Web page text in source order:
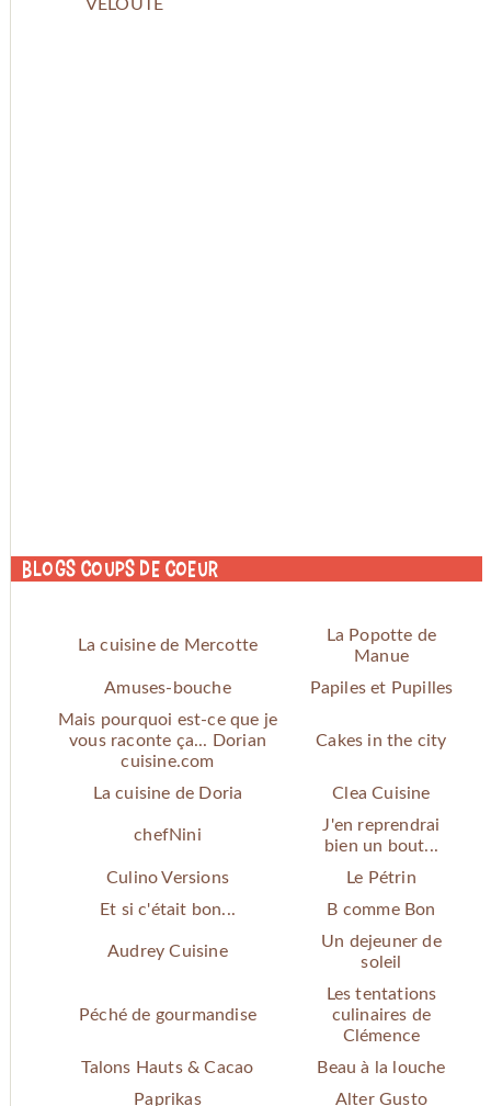
VELOUTÉ
Blogs coups de coeur
La cuisine de Mercotte
La Popotte de
Manue
Amuses-bouche
Papiles et Pupilles
Mais pourquoi est-ce que je
vous raconte ça... Dorian
cuisine.com
Cakes in the city
La cuisine de Doria Clea Cuisine
chefNini
J'en reprendrai
bien un bout...
Culino Versions
Le Pétrin
Et si c'était bon...
B comme Bon
Audrey Cuisine
Un dejeuner de
soleil
Péché de gourmandise
Les tentations
culinaires de
Clémence
Talons Hauts & Cacao
Beau à la louche
Paprikas
Alter Gusto